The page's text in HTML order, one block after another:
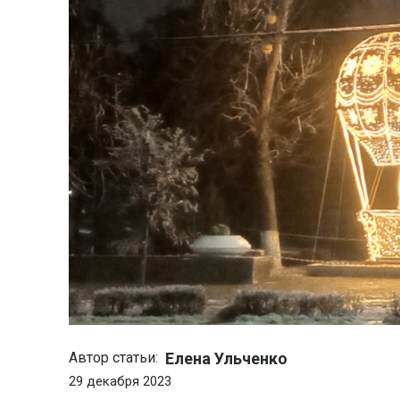
Автор статьи: Елена Ульченко
29 декабря 2023